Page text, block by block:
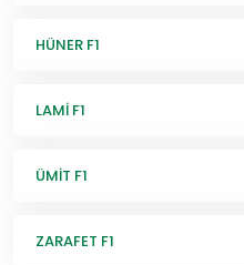
HÜNER F1
LAMİ F1
ÜMİT F1
ZARAFET F1